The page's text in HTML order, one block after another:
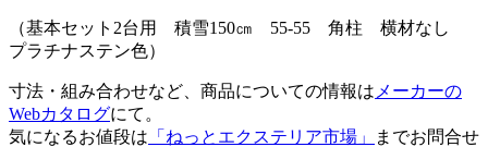
（基本セット2台用 積雪150㎝ 55-55 角柱 横材なし
プラチナステン色）
寸法・組み合わせなど、商品についての情報は メーカーの
Webカタログにて。
気になるお値段は 「ねっとエクステリア市場」
までお問合せ